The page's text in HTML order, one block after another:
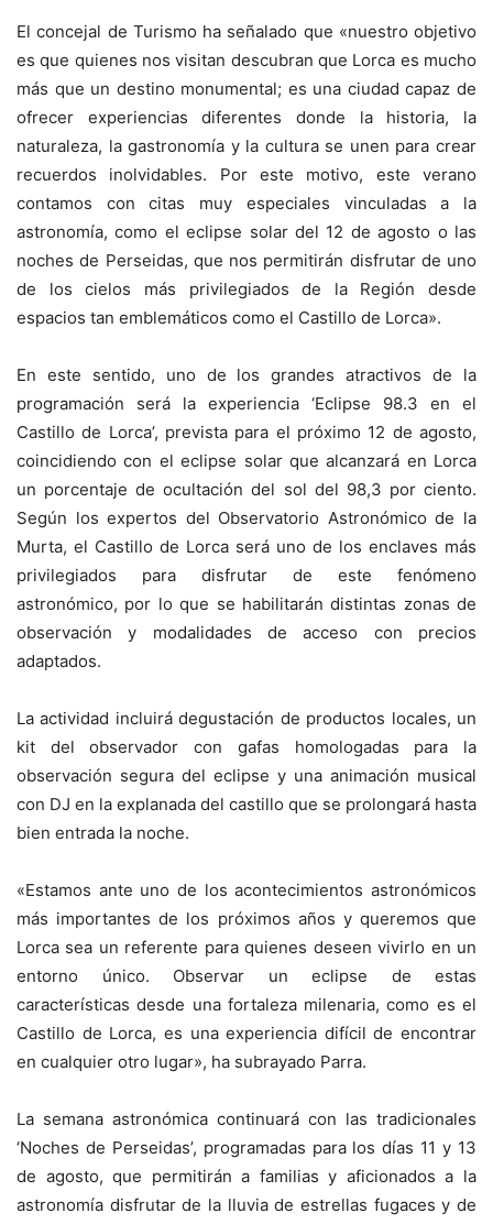
El concejal de Turismo ha señalado que «nuestro objetivo
es que quienes nos visitan descubran que Lorca es mucho
más que un destino monumental; es una ciudad capaz de
ofrecer experiencias diferentes donde la historia, la
naturaleza, la gastronomía y la cultura se unen para crear
recuerdos inolvidables. Por este motivo, este verano
contamos con citas muy especiales vinculadas a la
astronomía, como el eclipse solar del 12 de agosto o las
noches de Perseidas, que nos permitirán disfrutar de uno
de los cielos más privilegiados de la Región desde
espacios tan emblemáticos como el Castillo de Lorca».
En este sentido, uno de los grandes atractivos de la
programación será la experiencia ‘Eclipse 98.3 en el
Castillo de Lorca’, prevista para el próximo 12 de agosto,
coincidiendo con el eclipse solar que alcanzará en Lorca
un porcentaje de ocultación del sol del 98,3 por ciento.
Según los expertos del Observatorio Astronómico de la
Murta, el Castillo de Lorca será uno de los enclaves más
privilegiados para disfrutar de este fenómeno
astronómico, por lo que se habilitarán distintas zonas de
observación y modalidades de acceso con precios
adaptados.
La actividad incluirá degustación de productos locales, un
kit del observador con gafas homologadas para la
observación segura del eclipse y una animación musical
con DJ en la explanada del castillo que se prolongará hasta
bien entrada la noche.
«Estamos ante uno de los acontecimientos astronómicos
más importantes de los próximos años y queremos que
Lorca sea un referente para quienes deseen vivirlo en un
entorno único. Observar un eclipse de estas
características desde una fortaleza milenaria, como es el
Castillo de Lorca, es una experiencia difícil de encontrar
en cualquier otro lugar», ha subrayado Parra.
La semana astronómica continuará con las tradicionales
‘Noches de Perseidas’, programadas para los días 11 y 13
de agosto, que permitirán a familias y aficionados a la
astronomía disfrutar de la lluvia de estrellas fugaces y de